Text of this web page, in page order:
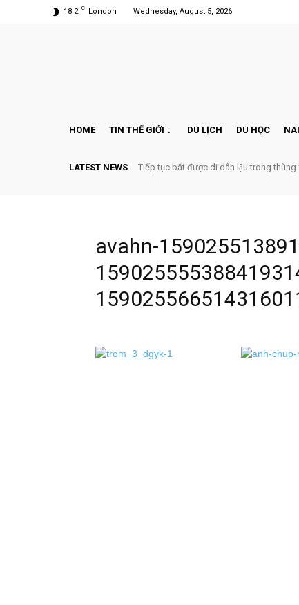
18.2 C London Wednesday, August 5, 2026
HOME TIN THẾ GIỚI DU LỊCH DU HỌC
LATEST NEWS Tiếp tục bắt được di dân lậu trong thùng
avahn-